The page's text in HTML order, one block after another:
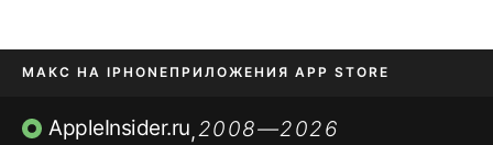
МАКС НА IPHONE ПРИЛОЖЕНИЯ APP STORE
TIKTOK НА IPHONEПРИЛОЖЕНИЯ БЕЗ APP STORE
AppleInsider.ru,2008—2026